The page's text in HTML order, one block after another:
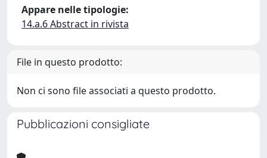
Appare nelle tipologie:
14.a.6 Abstract in rivista
File in questo prodotto:
Non ci sono file associati a questo prodotto.
Pubblicazioni consigliate